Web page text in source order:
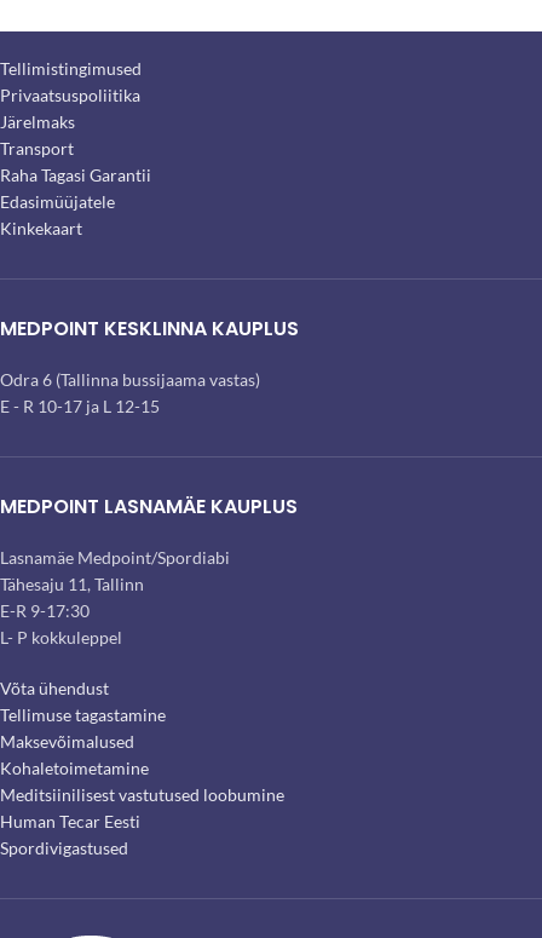
Tellimistingimused
Privaatsuspoliitika
Järelmaks
Transport
Raha Tagasi Garantii
Edasimüüjatele
Kinkekaart
MEDPOINT KESKLINNA KAUPLUS
Odra 6 (Tallinna bussijaama vastas)
E - R 10-17 ja L 12-15
MEDPOINT LASNAMÄE KAUPLUS
Lasnamäe Medpoint/Spordiabi
Tähesaju 11, Tallinn
E-R 9-17:30
L- P kokkuleppel
Võta ühendust
Tellimuse tagastamine
Maksevõimalused
Kohaletoimetamine
Meditsiinilisest vastutused loobumine
Human Tecar Eesti
Spordivigastused